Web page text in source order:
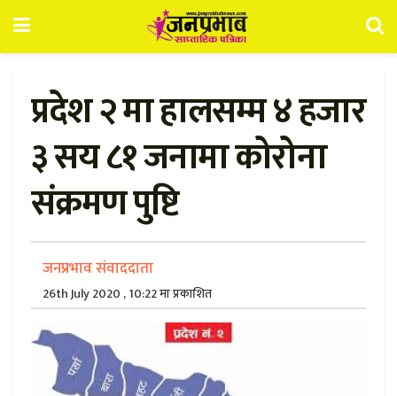
प्रदेश २ मा हालसम्म ४ हजार
३ सय ८१ जनामा कोरोना
संक्रमण पुष्टि
जनप्रभाव संवाददाता
26th July 2020 , 10:22 मा प्रकाशित